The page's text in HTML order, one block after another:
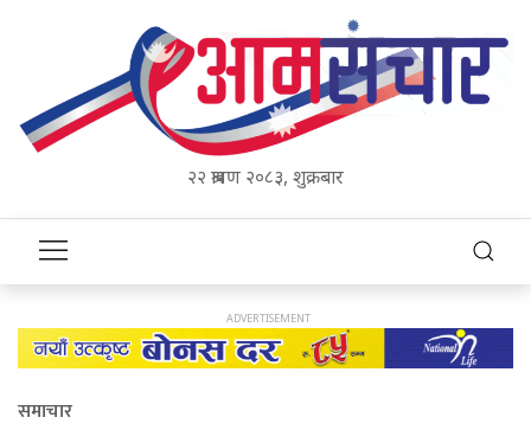
२२ श्रावण २०८३, शुक्रबार
समाचार